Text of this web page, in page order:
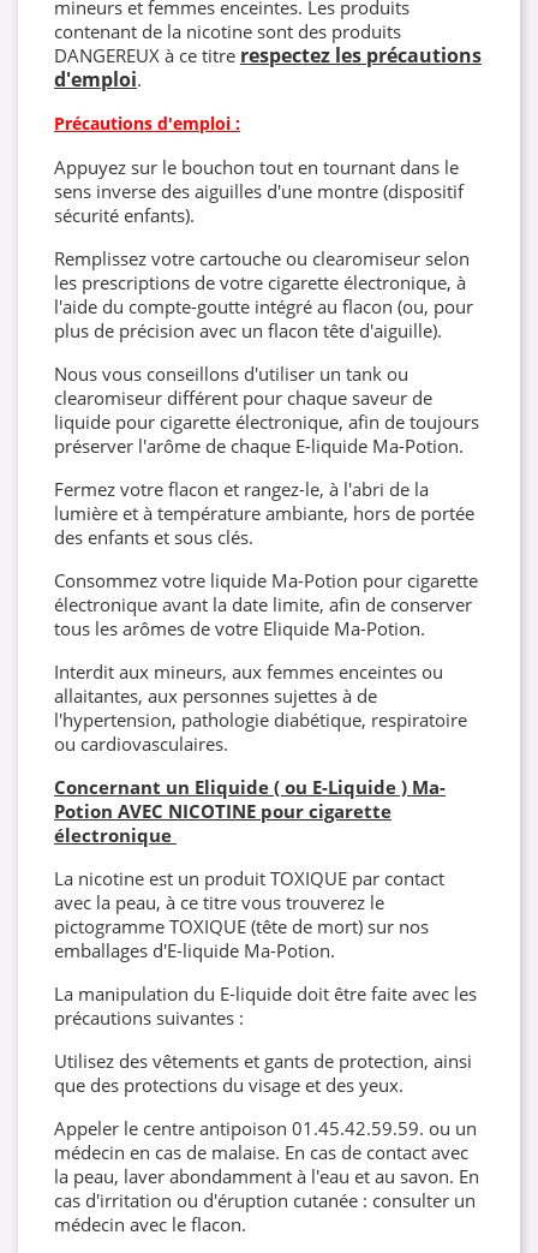
mineurs et femmes enceintes. Les produits
contenant de la nicotine sont des produits
DANGEREUX à ce titre respectez les précautions
d'emploi.
Précautions d'emploi :
Appuyez sur le bouchon tout en tournant dans le
sens inverse des aiguilles d'une montre (dispositif
sécurité enfants).
Remplissez votre cartouche ou clearomiseur selon
les prescriptions de votre cigarette électronique, à
l'aide du compte-goutte intégré au flacon (ou, pour
plus de précision avec un flacon tête d'aiguille).
Nous vous conseillons d'utiliser un tank ou
clearomiseur différent pour chaque saveur de
liquide pour cigarette électronique, afin de toujours
préserver l'arôme de chaque E-liquide Ma-Potion.
Fermez votre flacon et rangez-le, à l'abri de la
lumière et à température ambiante, hors de portée
des enfants et sous clés.
Consommez votre liquide Ma-Potion pour cigarette
électronique avant la date limite, afin de conserver
tous les arômes de votre Eliquide Ma-Potion.
Interdit aux mineurs, aux femmes enceintes ou
allaitantes, aux personnes sujettes à de
l'hypertension, pathologie diabétique, respiratoire
ou cardiovasculaires.
Concernant un Eliquide ( ou E-Liquide ) Ma-
Potion AVEC NICOTINE pour cigarette
électronique
La nicotine est un produit TOXIQUE par contact
avec la peau, à ce titre vous trouverez le
pictogramme TOXIQUE (tête de mort) sur nos
emballages d'E-liquide Ma-Potion.
La manipulation du E-liquide doit être faite avec les
précautions suivantes :
Utilisez des vêtements et gants de protection, ainsi
que des protections du visage et des yeux.
Appeler le centre antipoison 01.45.42.59.59. ou un
médecin en cas de malaise. En cas de contact avec
la peau, laver abondamment à l'eau et au savon. En
cas d'irritation ou d'éruption cutanée : consulter un
médecin avec le flacon.